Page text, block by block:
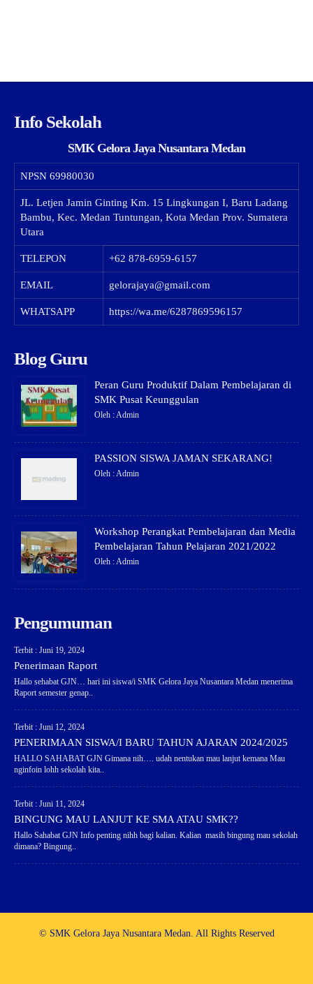
Info Sekolah
SMK Gelora Jaya Nusantara Medan
NPSN 69980030
JL. Letjen Jamin Ginting Km. 15 Lingkungan I, Baru Ladang
Bambu, Kec. Medan Tuntungan, Kota Medan Prov. Sumatera
Utara
TELEPON +62 878-6959-6157
EMAIL gelorajaya@gmail.com
WHATSAPP https://wa.me/6287869596157
Blog Guru
Peran Guru Produktif Dalam Pembelajaran di
SMK Pusat Keunggulan
Oleh : Admin
PASSION SISWA JAMAN SEKARANG!
Oleh : Admin
Workshop Perangkat Pembelajaran dan Media
Pembelajaran Tahun Pelajaran 2021/2022
Oleh : Admin
Pengumuman
Terbit : Juni 19, 2024
Penerimaan Raport
Hallo sehabat GJN… hari ini siswa/i SMK Gelora Jaya Nusantara Medan menerima
Raport semester genap..
Terbit : Juni 12, 2024
PENERIMAAN SISWA/I BARU TAHUN AJARAN 2024/2025
HALLO SAHABAT GJN Gimana nih…. udah nentukan mau lanjut kemana Mau
nginfoin lohh sekolah kita..
Terbit : Juni 11, 2024
BINGUNG MAU LANJUT KE SMA ATAU SMK??
Hallo Sahabat GJN Info penting nihh bagi kalian. Kalian masih bingung mau sekolah
dimana? Bingung..
© SMK Gelora Jaya Nusantara Medan. All Rights Reserved